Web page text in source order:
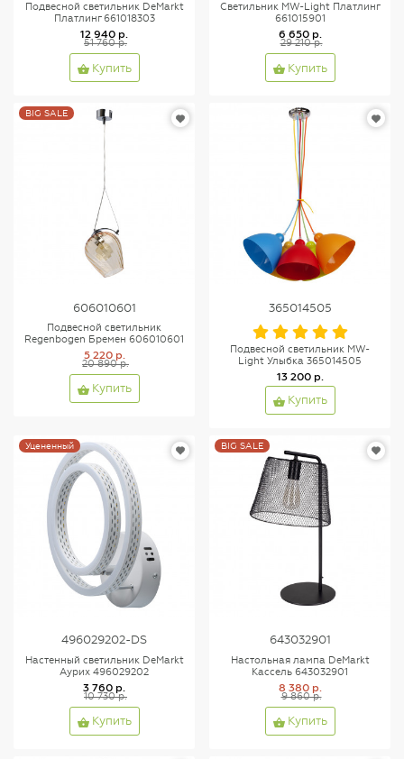
Подвесной светильник DeMarkt
Платлинг 661018303
12 940 р.
51 760 р.
Купить
Светильник MW-Light Платлинг
661015901
6 650 р.
29 210 р.
Купить
BIG SALE
606010601
Подвесной светильник
Regenbogen Бремен 606010601
5 220 р.
20 890 р.
Купить
365014505
Подвесной светильник MW-
Light Улыбка 365014505
13 200 р.
Купить
Уцененный
496029202-DS
Настенный светильник DeMarkt
Аурих 496029202
3 760 р.
10 730 р.
Купить
BIG SALE
643032901
Настольная лампа DeMarkt
Кассель 643032901
8 380 р.
9 860 р.
Купить